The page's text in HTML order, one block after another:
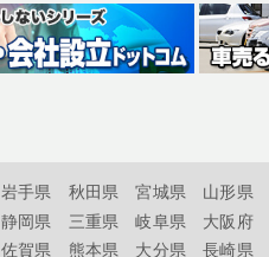
岩手県 秋田県 宮城県 山形県
静岡県 三重県 岐阜県 大阪府
佐賀県 熊本県 大分県 長崎県